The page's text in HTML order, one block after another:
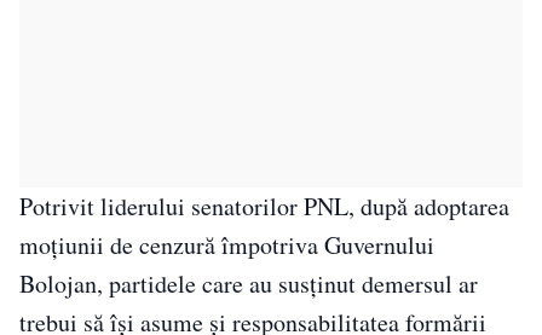
Potrivit liderului senatorilor PNL, după adoptarea
moțiunii de cenzură împotriva Guvernului
Bolojan, partidele care au susținut demersul ar
trebui să își asume și responsabilitatea formării